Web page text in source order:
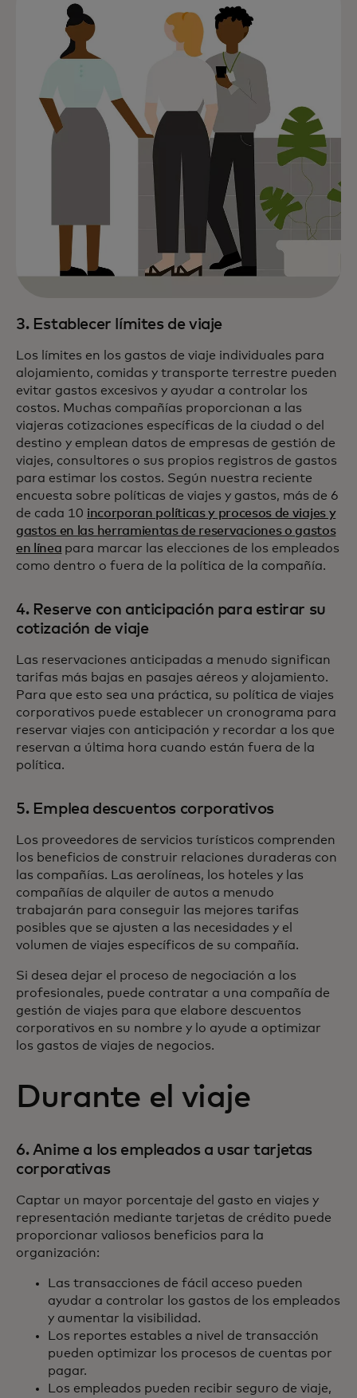
3. Establecer límites de viaje
Los límites en los gastos de viaje individuales para
alojamiento, comidas y transporte terrestre pueden
evitar gastos excesivos y ayudar a controlar los
costos. Muchas compañías proporcionan a las
viajeras cotizaciones específicas de la ciudad o del
destino y emplean datos de empresas de gestión de
viajes, consultores o sus propios registros de gastos
para estimar los costos. Según nuestra reciente
encuesta sobre políticas de viajes y gastos, más de 6
de cada 10 incorporan políticas y procesos de viajes y
gastos en las herramientas de reservaciones o gastos
en línea para marcar las elecciones de los empleados
como dentro o fuera de la política de la compañía.
4. Reserve con anticipación para estirar su
cotización de viaje
Las reservaciones anticipadas a menudo significan
tarifas más bajas en pasajes aéreos y alojamiento.
Para que esto sea una práctica, su política de viajes
corporativos puede establecer un cronograma para
reservar viajes con anticipación y recordar a los que
reservan a última hora cuando están fuera de la
política.
5. Emplea descuentos corporativos
Los proveedores de servicios turísticos comprenden
los beneficios de construir relaciones duraderas con
las compañías. Las aerolíneas, los hoteles y las
compañías de alquiler de autos a menudo
trabajarán para conseguir las mejores tarifas
posibles que se ajusten a las necesidades y el
volumen de viajes específicos de su compañía.
Si desea dejar el proceso de negociación a los
profesionales, puede contratar a una compañía de
gestión de viajes para que elabore descuentos
corporativos en su nombre y lo ayude a optimizar
los gastos de viajes de negocios.
Durante el viaje
6. Anime a los empleados a usar tarjetas
corporativas
Captar un mayor porcentaje del gasto en viajes y
representación mediante tarjetas de crédito puede
proporcionar valiosos beneficios para la
organización:
Las transacciones de fácil acceso pueden
ayudar a controlar los gastos de los empleados
y aumentar la visibilidad.
Los reportes estables a nivel de transacción
pueden optimizar los procesos de cuentas por
pagar.
Los empleados pueden recibir seguro de viaje,